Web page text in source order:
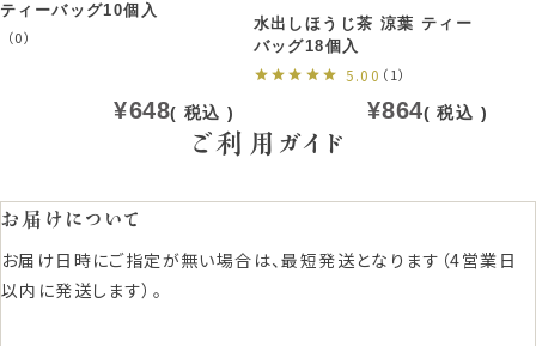
ティーバッグ10個入
（0）
¥648 税込
水出しほうじ茶 涼葉 ティー
バッグ18個入
5.00 （1）
¥864 税込
ご利用ガイド
お届けについて
お届け日時にご指定が無い場合は、最短発送となります（4営業日
以内に発送します）。